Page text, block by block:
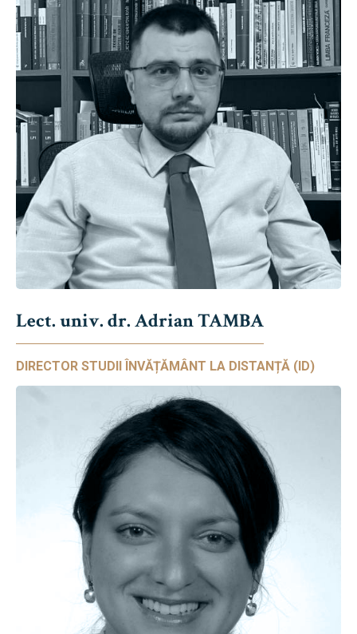
Lect. univ. dr. Adrian TAMBA
DIRECTOR STUDII ÎNVĂȚĂMÂNT LA DISTANȚĂ (ID)